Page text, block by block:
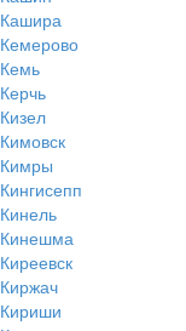
Кашира
Кемерово
Кемь
Керчь
Кизел
Кимовск
Кимры
Кингисепп
Кинель
Кинешма
Киреевск
Киржач
Кириши